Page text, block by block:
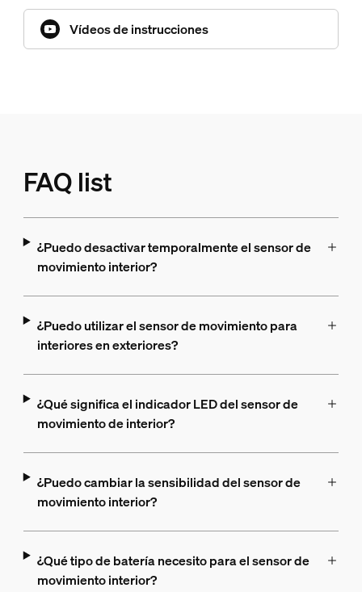
Vídeos de instrucciones
FAQ list
¿Puedo desactivar temporalmente el sensor de
movimiento interior?
¿Puedo utilizar el sensor de movimiento para
interiores en exteriores?
¿Qué significa el indicador LED del sensor de
movimiento de interior?
¿Puedo cambiar la sensibilidad del sensor de
movimiento interior?
¿Qué tipo de batería necesito para el sensor de
movimiento interior?